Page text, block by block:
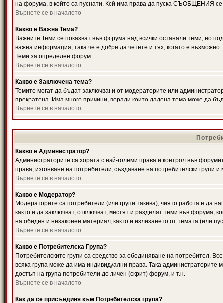
на форума, в който са пуснати. Кой има права да пуска СЪОБЩЕНИЯ се
Върнете се в началото
Какво е Важна Тема?
Важните Теми се показват във форума над всички останали теми,
важна информация, така че е добре да четете и тях, когато е
Теми за определен форум.
Върнете се в началото
Какво е Заключена тема?
Темите могат да бъдат заключвани от модераторите или
прекратена. Има много причини, поради които дадена тема може да
Върнете се в началото
Какво е Администратор?
Администраторите са хората с най-големи права и контрол във
права, изгонване на потребители, създаване на потребителски групи
Върнете се в началото
Какво е Модератор?
Модераторите са потребители (или групи такива), чиято работа е да
както и да заключват, отключват, местят и разделят теми във форума,
на обиден и незаконен материал, както и излизането от темата (или
Върнете се в началото
Какво е Потребителска Група?
Потребителските групи са средство за обединяване на потребител.
всяка група може да има индивидуални права. Така
достъп на група потребители до личен (скрит) форум, и т.н.
Върнете се в началото
Как да се присъединя към Потребителска група?